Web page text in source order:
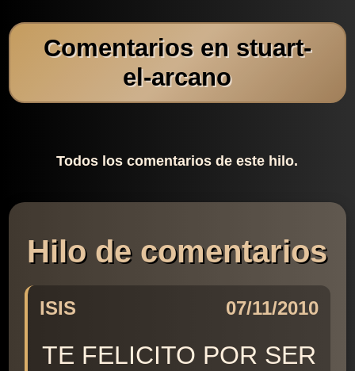
Comentarios en stuart-
el-arcano
Todos los comentarios de este hilo.
Hilo de comentarios
ISIS 07/11/2010
TE FELICITO POR SER